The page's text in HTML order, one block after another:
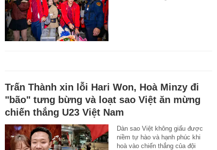
Trấn Thành xin lỗi Hari Won, Hoà Minzy đi
"bão" tưng bừng và loạt sao Việt ăn mừng
chiến thắng U23 Việt Nam
Dàn sao Việt không giấu được
niềm tự hào và hạnh phúc khi
hoà vào chiến thắng của đội